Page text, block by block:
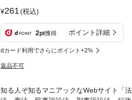
261(税込)
2pt獲得 ポイント詳細
dカード利用でさらにポイント+2%
返品不可
知る人ぞ知るマニアックなWebサイト「